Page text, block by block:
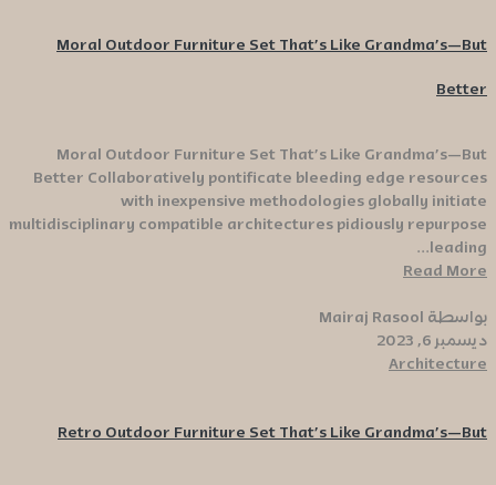
Moral Outdoor Furniture Set That’s Like Grandma’s—But
Better
Moral Outdoor Furniture Set That’s Like Grandma’s—But
Better Collaboratively pontificate bleeding edge resources
with inexpensive methodologies globally initiate
multidisciplinary compatible architectures pidiously repurpose
leading...
Read More
بواسطة Mairaj Rasool
ديسمبر 6, 2023
Architecture
Retro Outdoor Furniture Set That’s Like Grandma’s—But